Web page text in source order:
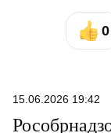
0
15.06.2026 19:42